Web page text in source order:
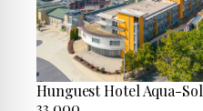
Hunguest Hotel Aqua-Sol